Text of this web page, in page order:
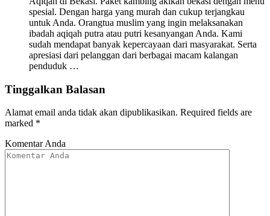
spesial. Dengan harga yang murah dan cukup terjangkau
untuk Anda. Orangtua muslim yang ingin melaksanakan
ibadah aqiqah putra atau putri kesanyangan Anda. Kami
sudah mendapat banyak kepercayaan dari masyarakat. Serta
apresiasi dari pelanggan dari berbagai macam kalangan
penduduk …
Tinggalkan Balasan
Alamat email anda tidak akan dipublikasikan. Required fields are
marked *
Komentar Anda